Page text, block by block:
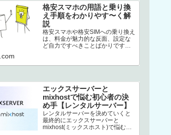
格安スマホの用語と乗り換
え手順をわかりやす〜く解
説
格安スマホや格安SIMへの乗り換え
は、料金が魅力的な反面、設定な
ど自力ですべきことばかりです。
まって…
エックスサーバーと
mixhostで悩む初心者の決
め手【レンタルサーバー】
レンタルサーバーを決めていくと
最終的にエックスサーバーと
mixhost(ミックスホスト)で悩むと